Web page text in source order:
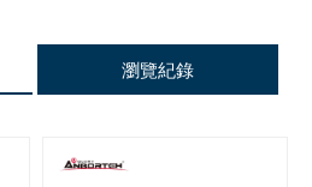
瀏覽紀錄